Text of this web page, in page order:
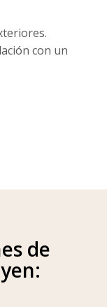
con un
de